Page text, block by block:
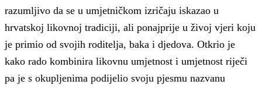
razumljivo da se u umjetničkom izričaju iskazao u
hrvatskoj likovnoj tradiciji, ali ponajprije u živoj vjeri koju
je primio od svojih roditelja, baka i djedova. Otkrio je
kako rado kombinira likovnu umjetnost i umjetnost riječi
pa je s okupljenima podijelio svoju pjesmu nazvanu